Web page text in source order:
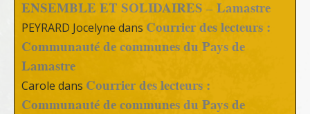
ENSEMBLE ET SOLIDAIRES – Lamastre
PEYRARD Jocelyne dans Courrier des lecteurs :
Communauté de communes du Pays de
Lamastre
Carole dans Courrier des lecteurs :
Communauté de communes du Pays de